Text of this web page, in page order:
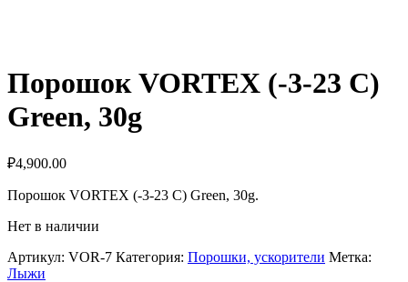
Порошок VORTEX (-3-23 C)
Green, 30g
₽4,900.00
Порошок VORTEX (-3-23 C) Green, 30g.
Нет в наличии
Артикул: VOR-7 Категория: Порошки, ускорители Метка:
Лыжи